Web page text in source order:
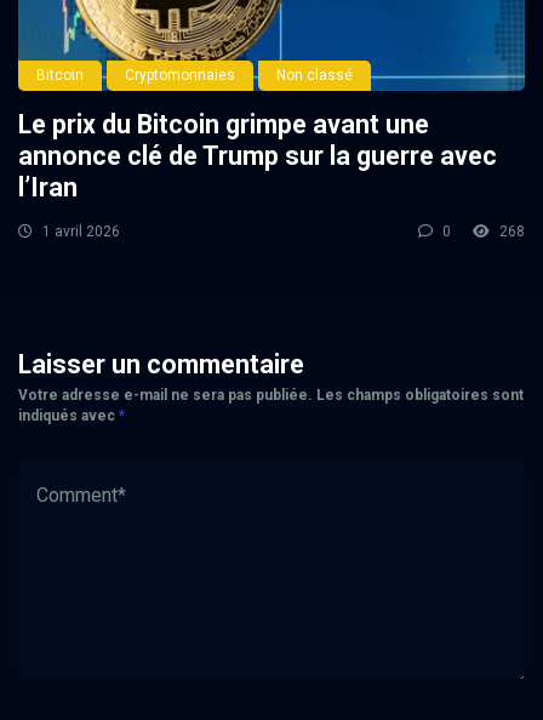
Bitcoin Cryptomonnaies Non classé
Le prix du Bitcoin grimpe avant une
annonce clé de Trump sur la guerre avec
l’Iran
1 avril 2026 0 268
Laisser un commentaire
Votre adresse e-mail ne sera pas publiée. Les champs obligatoires sont
indiqués avec *